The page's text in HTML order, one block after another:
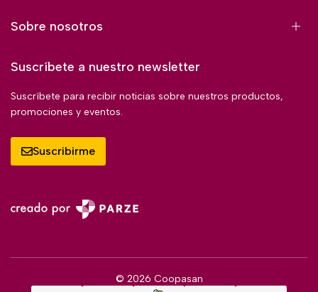
Sobre nosotros
Suscríbete a nuestro newsletter
Suscríbete para recibir noticias sobre nuestros productos,
promociones y eventos.
Suscribirme
© 2026 Coopasan